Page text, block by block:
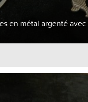
en métal argenté